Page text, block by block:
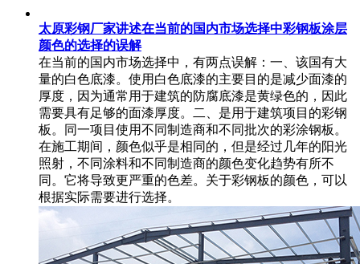
太原彩钢厂家讲述在当前的国内市场选择中彩钢板涂层
颜色的选择的误解
在当前的国内市场选择中，有两点误解：一、该国有大
量的白色底漆。使用白色底漆的主要目的是减少面漆的
厚度，因为通常用于建筑的防腐底漆是黄绿色的，因此
需要具有足够的面漆厚度。二、是用于建筑项目的彩钢
板。同一项目使用不同制造商和不同批次的彩涂钢板。
在施工期间，颜色似乎是相同的，但是经过几年的阳光
照射，不同涂料和不同制造商的颜色变化趋势有所不
同。它将导致更严重的色差。关于彩钢板的颜色，可以
根据实际需要进行选择。